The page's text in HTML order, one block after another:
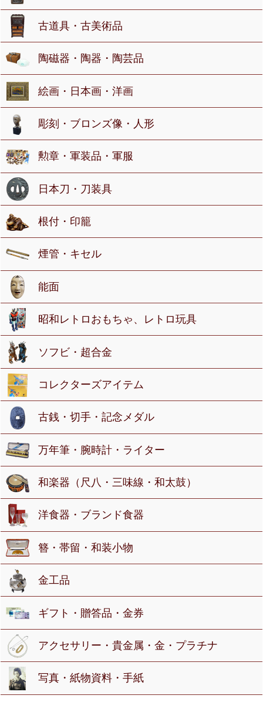
古道具・古美術品
陶磁器・陶器・陶芸品
絵画・日本画・洋画
彫刻・ブロンズ像・人形
勲章・軍装品・軍服
日本刀・刀装具
根付・印籠
煙管・キセル
能面
昭和レトロおもちゃ、レトロ玩具
ソフビ・超合金
コレクターズアイテム
古銭・切手・記念メダル
万年筆・腕時計・ライター
和楽器（尺八・三味線・和太鼓）
洋食器・ブランド食器
簪・帯留・和装小物
金工品
ギフト・贈答品・金券
アクセサリー・貴金属・金・プラチナ
写真・紙物資料・手紙